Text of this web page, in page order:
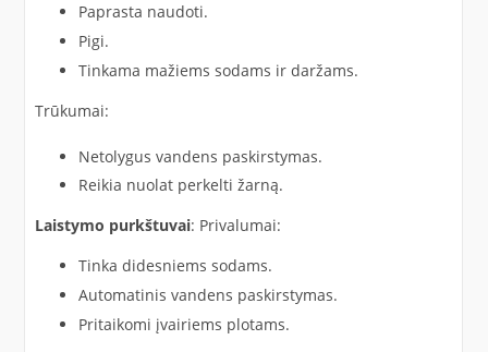
Paprasta naudoti.
Pigi.
Tinkama mažiems sodams ir daržams.
Trūkumai:
Netolygus vandens paskirstymas.
Reikia nuolat perkelti žarną.
Laistymo purkštuvai: Privalumai:
Tinka didesniems sodams.
Automatinis vandens paskirstymas.
Pritaikomi įvairiems plotams.